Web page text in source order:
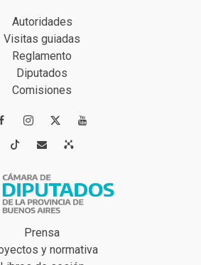
Autoridades
Visitas guiadas
Reglamento
Diputados
Comisiones

 
Prensa
y normativa